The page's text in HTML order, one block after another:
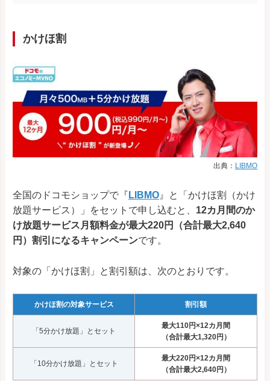
かけほ割
出典： LIBMO
全国のドコモショップで『 LIBMO 』と「かけほ割（かけ
放題サービス）」をセットで申し込むと、 12カ月間のか
け放題サービス月額料金が最大220円（合計最大2,640
円）割引になるキャンペーンです。
対象の「かけほ割」と割引額は、次のとおりです。
かけほ割の対象サービス 割引額
「5分かけ放題」とセット
最大110円×12カ月間
（合計最大1,320円）
「10分かけ放題」とセット
最大220円×12カ月間
（合計最大2,640円）